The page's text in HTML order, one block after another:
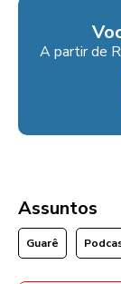
A partir de
Assuntos
Guarê